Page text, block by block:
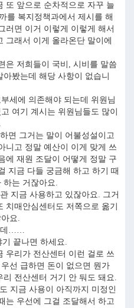
또 앞으로 순차적으로 자꾸 늘
를 복지정책과에서 제시를 해
러면 이거 이렇게 이렇게 해서
그래서 이게 올라온단 말이에
은 저희들이 국비, 시비를 말씀
봤는데 해당 사항이 없습니
세에 의존해야 되는데 위원님
여기 계시는 위원님들도 많이
면 그거는 말이 어불성설이고
니고 정말 예산이 이게 맞게 쓰
에 재원 조달이 어떻게 정말 구
지금 다들 궁금해 하고 하기 때
하는 거잖아요.
지금 사용하고 있잖아요. 그거
치매안심센터도 저쪽으로 옮기
요.
데……
끝나면 하세요.
우리가 전산센터 이런 걸로 쓰
선 급하면 돈이 없으면 뭔가
전산센터 거기 안 둬도 돼요.
지금 사용이 아직까지 미정인
는 우선에 그걸 조달해서 하고